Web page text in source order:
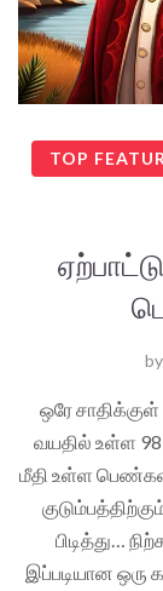
TOP
by
ஒரே
வயதில் உள்ள 98
மீதி உள்ள
பிடித்து…
இப்படியான ஒரு